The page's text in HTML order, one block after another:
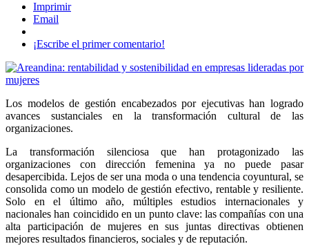
Imprimir
Email
¡Escribe el primer comentario!
Los modelos de gestión encabezados por ejecutivas han logrado
avances sustanciales en la transformación cultural de las
organizaciones.
La transformación silenciosa que han protagonizado las
organizaciones con dirección femenina ya no puede pasar
desapercibida. Lejos de ser una moda o una tendencia coyuntural, se
consolida como un modelo de gestión efectivo, rentable y resiliente.
Solo en el último año, múltiples estudios internacionales y
nacionales han coincidido en un punto clave: las compañías con una
alta participación de mujeres en sus juntas directivas obtienen
mejores resultados financieros, sociales y de reputación.